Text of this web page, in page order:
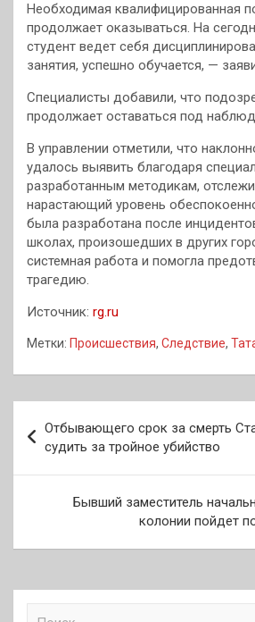
Необходимая квалифицированная
продолжает оказываться. На
студент ведет себя
занятия, успешно обучается, —
Специалисты добавили, что
продолжает оставаться под
В управлении отметили, что
удалось выявить благодаря
разработанным методикам,
нарастающий уровень
была разработана после
школах, произошедших в других
системная работа и помогла
трагедию.
Источник: rg.ru
Метки: Происшествия, Следствие,
по
записям
Отбывающего срок за смерть
судить за тройное убийство
Бывший заместитель
колонии пойдет